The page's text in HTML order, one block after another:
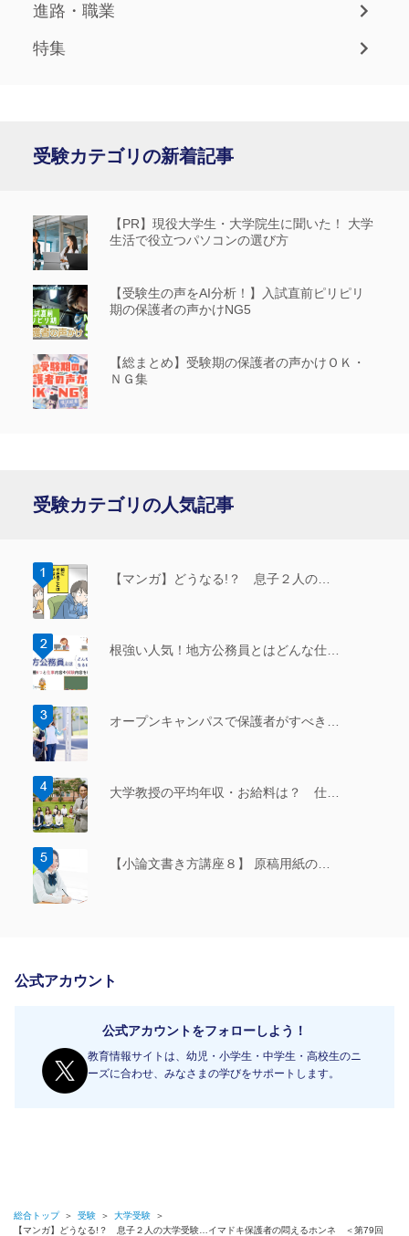
進路・職業
特集
受験カテゴリの新着記事
【PR】現役大学生・大学院生に聞いた！ 大学
生活で役立つパソコンの選び方
【受験生の声をAI分析！】入試直前ピリピリ
期の保護者の声かけNG5
【総まとめ】受験期の保護者の声かけＯＫ・
ＮＧ集
受験カテゴリの人気記事
【マンガ】どうなる!？ 息子２人の…
根強い人気！地方公務員とはどんな仕…
オープンキャンパスで保護者がすべき…
大学教授の平均年収・お給料は？ 仕…
【小論文書き方講座８】 原稿用紙の…
公式アカウント
公式アカウントをフォローしよう！
教育情報サイトは、幼児・小学生・中学生・高校生のニ
ーズに合わせ、みなさまの学びをサポートします。
総合トップ ＞ 受験 ＞ 大学受験
＞
【マンガ】どうなる!？ 息子２人の大学受験…イマドキ保護者の悶えるホンネ ＜第79回